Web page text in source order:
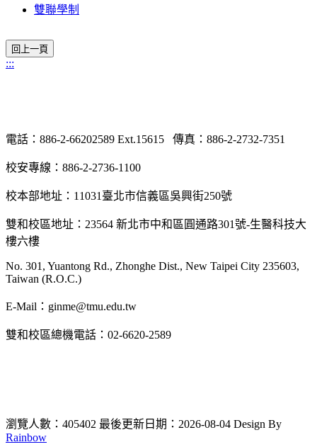
雙聯學制
:::
電話：886-2-66202589 Ext.15615 傳真：886-2-2732-7351
校安專線：886-2-2736-1100
校本部地址：11031臺北市信義區吳興街250號
雙和校區地址：23564 新北市中和區圓通路301號-生醫科技大
樓六樓
No. 301, Yuantong Rd., Zhonghe Dist., New Taipei City 235603,
Taiwan (R.O.C.)
E-Mail：ginme@tmu.edu.tw
雙和校區總機電話：02-6620-2589
瀏覽人數：405402 最後更新日期：2026-08-04 Design By
Rainbow